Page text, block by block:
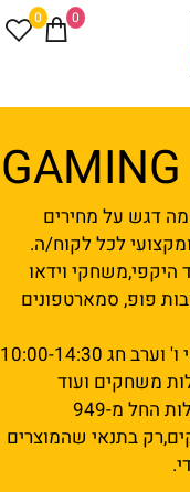
0 0
דגש על מחירים
לכל לקוח/ה.
היקפי,משחקי וידאו
פופ, סמארטפונים
משחקים ועוד
החל מ-949
אקספרס 1-2 ימי עסקים,רק בתנאי שהמוצרים